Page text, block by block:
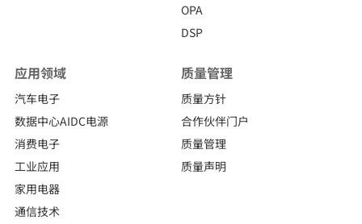
OPA
DSP
应用领域
汽车电子
数据中心AIDC电源
消费电子
工业应用
家用电器
通信技术
质量管理
质量方针
合作伙伴门户
质量管理
质量声明